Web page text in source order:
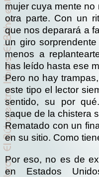
mujer cuya mente
otra parte. Con un
que nos deparará a
un giro
menos a
has leído hasta ese
Pero no hay
este tipo el lector
sentido, su por
saque de la chistera
Rematado con un
en su sitio. Como
Por eso, no es de
en Estados